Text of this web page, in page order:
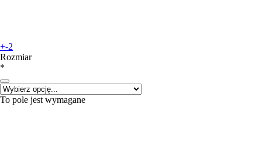
+-2
Rozmiar
*
To pole jest wymagane